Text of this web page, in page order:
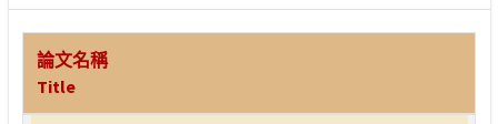
論文名稱
Title